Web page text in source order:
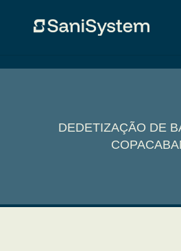
DEDETIZAÇÃO DE